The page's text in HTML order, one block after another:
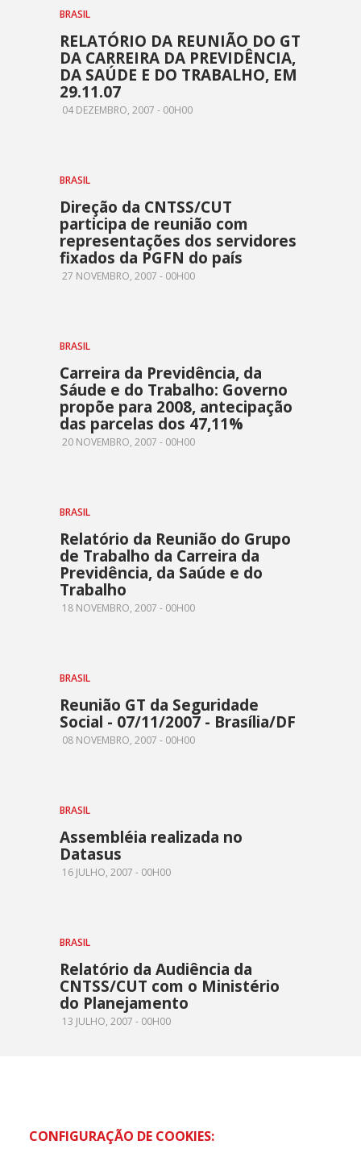
BRASIL
RELATÓRIO DA REUNIÃO DO GT
DA CARREIRA DA PREVIDÊNCIA,
DA SAÚDE E DO TRABALHO, EM
29.11.07
04 DEZEMBRO, 2007 - 00H00
BRASIL
Direção da CNTSS/CUT
participa de reunião com
representações dos servidores
fixados da PGFN do país
27 NOVEMBRO, 2007 - 00H00
BRASIL
Carreira da Previdência, da
Sáude e do Trabalho: Governo
propõe para 2008, antecipação
das parcelas dos 47,11%
20 NOVEMBRO, 2007 - 00H00
BRASIL
Relatório da Reunião do Grupo
de Trabalho da Carreira da
Previdência, da Saúde e do
Trabalho
18 NOVEMBRO, 2007 - 00H00
BRASIL
Reunião GT da Seguridade
Social - 07/11/2007 - Brasília/DF
08 NOVEMBRO, 2007 - 00H00
BRASIL
Assembléia realizada no
Datasus
16 JULHO, 2007 - 00H00
BRASIL
Relatório da Audiência da
CNTSS/CUT com o Ministério
do Planejamento
13 JULHO, 2007 - 00H00
CONFIGURAÇÃO DE COOKIES: